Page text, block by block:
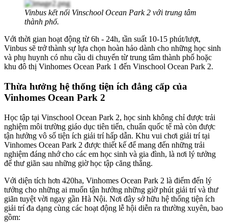
Vinbus kết nối Vinschool Ocean Park 2 với trung tâm
thành phố.
Với thời gian hoạt động từ 6h - 24h, tần suất 10-15 phút/lượt,
Vinbus sẽ trở thành sự lựa chọn hoàn hảo dành cho những học sinh
và phụ huynh có nhu cầu di chuyển từ trung tâm thành phố hoặc
khu đô thị Vinhomes Ocean Park 1 đến Vinschool Ocean Park 2.
Thừa hưởng hệ thống tiện ích đẳng cấp của
Vinhomes Ocean Park 2
Học tập tại Vinschool Ocean Park 2, học sinh không chỉ được trải
nghiệm môi trường giáo dục tiên tiến, chuẩn quốc tế mà còn được
tận hưởng vô số tiện ích giải trí hấp dẫn. Khu vui chơi giải trí tại
Vinhomes Ocean Park 2 được thiết kế để mang đến những trải
nghiệm đáng nhớ cho các em học sinh và gia đình, là nơi lý tưởng
để thư giãn sau những giờ học tập căng thẳng.
Với diện tích hơn 420ha, Vinhomes Ocean Park 2 là điểm đến lý
tưởng cho những ai muốn tận hưởng những giờ phút giải trí và thư
giãn tuyệt vời ngay gần Hà Nội. Nơi đây sở hữu hệ thống tiện ích
giải trí đa dạng cùng các hoạt động lễ hội diễn ra thường xuyên, bao
gồm: